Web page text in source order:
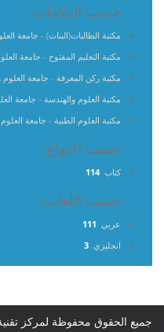
حسب المكتبات:
مكتبة الطالبات(البنات) - جامعة
مكتبة التعليم المفتوح - جامعة
مكتبة ركن المعرفة - جامعة العلوم
مكتبة العلوم والهندسة - جامعة
مكتبة العلوم الطبية - جامعة العلوم
حسب الانواع:
كتاب 114
حسب اللغات:
عربي 111
انجليزي 3
جميع الحقوق محفوظة لمركز تقنية